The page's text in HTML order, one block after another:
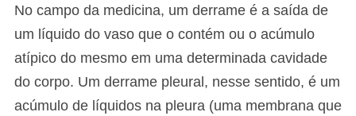
No campo da medicina, um derrame é a saída de
um líquido do vaso que o contém ou o acúmulo
atípico do mesmo em uma determinada cavidade
do corpo. Um derrame pleural, nesse sentido, é um
acúmulo de líquidos na pleura (uma membrana que